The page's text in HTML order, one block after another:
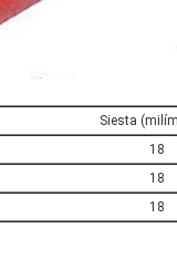
Siesta
18
18
18